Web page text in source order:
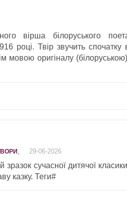
вірша білоруського
році. Твір звучить спочатку
мовою оригіналу
29-06-2026
сучасної дитячої
казку. Теги#